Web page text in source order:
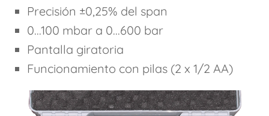
Precisión ±0,25% del span
0...100 mbar a 0...600 bar
Pantalla giratoria
Funcionamiento con pilas (2 x 1/2 AA)